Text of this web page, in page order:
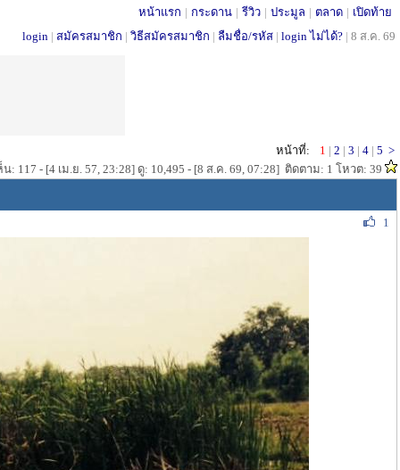
หน้าแรก | กระดาน | รีวิว | ประมูล | ตลาด | เปิดท้าย
login | สมัครสมาชิก | วิธีสมัครสมาชิก | ลืมชื่อ/รหัส | login ไม่ได้? | 8 ส.ค. 69
หน้าที่: 1 | 2 | 3 | 4 | 5 >
: 117 - [4 เม.ย. 57, 23:28] ดู: 10,495 - [8 ส.ค. 69, 07:28] ติดตาม: 1 โหวต: 39
1